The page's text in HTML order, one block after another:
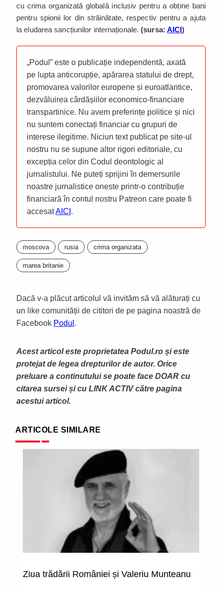
cu crima organizată globală inclusiv pentru a obține bani
pentru spionii lor din străinătate, respectiv pentru a ajuta
la eludarea sancțiunilor internaționale.(sursa: AICI)
„Podul” este o publicație independentă, axată
pe lupta anticorupție, apărarea statului de drept,
promovarea valorilor europene și euroatlantice,
dezvăluirea cârdășiilor economico-financiare
transpartinice. Nu avem preferințe politice și nici
nu suntem conectați financiar cu grupuri de
interese ilegitime. Niciun text publicat pe site-ul
nostru nu se supune altor rigori editoriale, cu
excepția celor din Codul deontologic al
jurnalistului. Ne puteți sprijini în demersurile
noastre jurnalistice oneste printr-o contribuție
financiară în contul nostru Patreon care poate fi
accesatAICI .
moscova rusia crima organizata
marea britanie
Dacă v-a plăcut articolul vă invităm să vă alăturați cu
un like comunității de cititori de pe pagina noastră de
Facebook Podul .
Acest articol este proprietatea Podul.ro și este
protejat de legea drepturilor de autor. Orice
preluare a continutului se poate face DOAR cu
citarea sursei și cu LINK ACTIV către pagina
acestui articol.
ARTICOLE SIMILARE
Ziua trădării României și Valeriu Munteanu